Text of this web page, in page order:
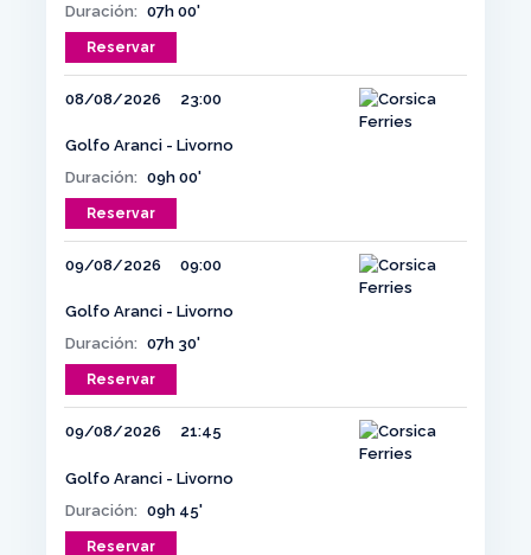
Duración: 07h 00'
Reservar
08/08/2026 23:00
Golfo Aranci - Livorno
Duración: 09h 00'
Reservar
09/08/2026 09:00
Golfo Aranci - Livorno
Duración: 07h 30'
Reservar
09/08/2026 21:45
Golfo Aranci - Livorno
Duración: 09h 45'
Reservar